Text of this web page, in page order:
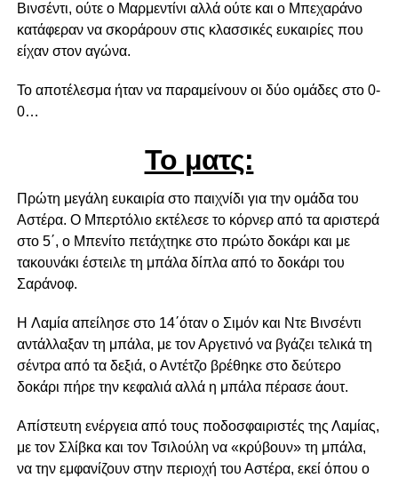
Βινσέντι, ούτε ο Μαρμεντίνι αλλά ούτε και ο Μπεχαράνο
κατάφεραν να σκοράρουν στις κλασσικές ευκαιρίες που
είχαν στον αγώνα.
Το αποτέλεσμα ήταν να παραμείνουν οι δύο ομάδες στο 0-
0…
Το ματς:
Πρώτη μεγάλη ευκαιρία στο παιχνίδι για την ομάδα του
Αστέρα. Ο Μπερτόλιο εκτέλεσε το κόρνερ από τα αριστερά
στο 5΄, ο Μπενίτο πετάχτηκε στο πρώτο δοκάρι και με
τακουνάκι έστειλε τη μπάλα δίπλα από το δοκάρι του
Σαράνοφ.
H Λαμία απείλησε στο 14΄όταν ο Σιμόν και Ντε Βινσέντι
αντάλλαξαν τη μπάλα, με τον Αργετινό να βγάζει τελικά τη
σέντρα από τα δεξιά, ο Αντέτζο βρέθηκε στο δεύτερο
δοκάρι πήρε την κεφαλιά αλλά η μπάλα πέρασε άουτ.
Απίστευτη ενέργεια από τους ποδοσφαιριστές της Λαμίας,
με τον Σλίβκα και τον Τσιλούλη να «κρύβουν» τη μπάλα,
να την εμφανίζουν στην περιοχή του Αστέρα, εκεί όπου ο